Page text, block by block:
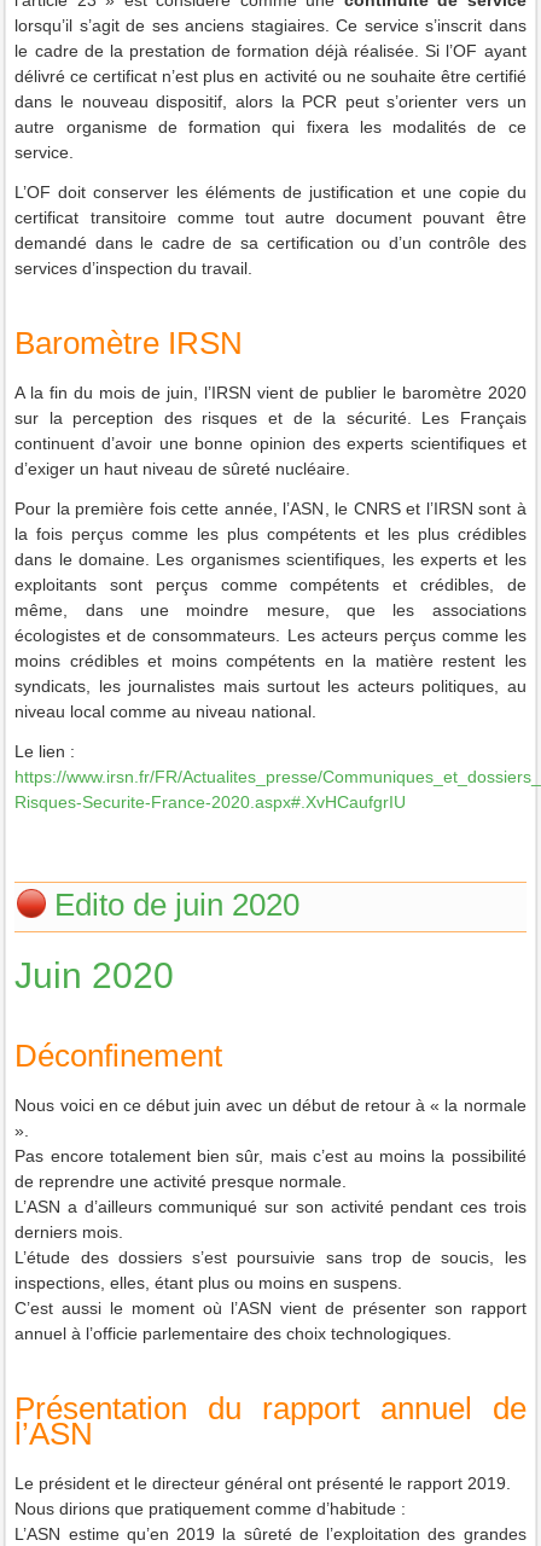
lorsqu’il s’agit de ses anciens stagiaires. Ce service s’inscrit dans
le cadre de la prestation de formation déjà réalisée. Si l’OF ayant
délivré ce certificat n’est plus en activité ou ne souhaite être certifié
dans le nouveau dispositif, alors la PCR peut s’orienter vers un
autre organisme de formation qui fixera les modalités de ce
service.
L’OF doit conserver les éléments de justification et une copie du
certificat transitoire comme tout autre document pouvant être
demandé dans le cadre de sa certification ou d’un contrôle des
services d’inspection du travail.
Baromètre IRSN
A la fin du mois de juin, l’IRSN vient de publier le baromètre 2020
sur la perception des risques et de la sécurité. Les Français
continuent d’avoir une bonne opinion des experts scientifiques et
d’exiger un haut niveau de sûreté nucléaire.
Pour la première fois cette année, l’ASN, le CNRS et l’IRSN sont à
la fois perçus comme les plus compétents et les plus crédibles
dans le domaine. Les organismes scientifiques, les experts et les
exploitants sont perçus comme compétents et crédibles, de
même, dans une moindre mesure, que les associations
écologistes et de consommateurs. Les acteurs perçus comme les
moins crédibles et moins compétents en la matière restent les
syndicats, les journalistes mais surtout les acteurs politiques, au
niveau local comme au niveau national.
Le lien :
https://www.irsn.fr/FR/Actualites_presse/
Risques-Securite-France-2020.aspx#.XvHCaufgrIU
Edito de juin 2020
Juin 2020
Déconfinement
Nous voici en ce début juin avec un début de retour à « la normale
».
Pas encore totalement bien sûr, mais c’est au moins la possibilité
de reprendre une activité presque normale.
L’ASN a d’ailleurs communiqué sur son activité pendant ces trois
derniers mois.
L’étude des dossiers s’est poursuivie sans trop de soucis, les
inspections, elles, étant plus ou moins en suspens.
C’est aussi le moment où l’ASN vient de présenter son rapport
annuel à l’officie parlementaire des choix technologiques.
Présentation du rapport annuel de
l’ASN
Le président et le directeur général ont présenté le rapport 2019.
Nous dirions que pratiquement comme d’habitude :
L’ASN estime qu’en 2019 la sûreté de l’exploitation des grandes